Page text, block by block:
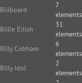
Billboard
7
elements
Billie Eilish
31
elements
Billy Cobham
6
elements
Billy Idol
2
elements